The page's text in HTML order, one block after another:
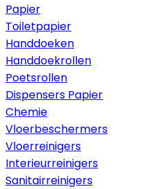
Papier
Toiletpapier
Handdoeken
Handdoekrollen
Poetsrollen
Dispensers Papier
Chemie
Vloerbeschermers
Vloerreinigers
Interieurreinigers
Sanitairreinigers